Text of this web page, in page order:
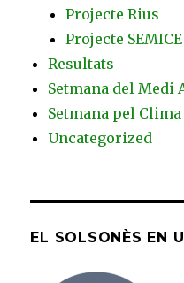
Projecte Rius
Projecte SEMICE
Resultats
Setmana del Medi
Setmana pel Clima
Uncategorized
EL SOLSONÈS EN